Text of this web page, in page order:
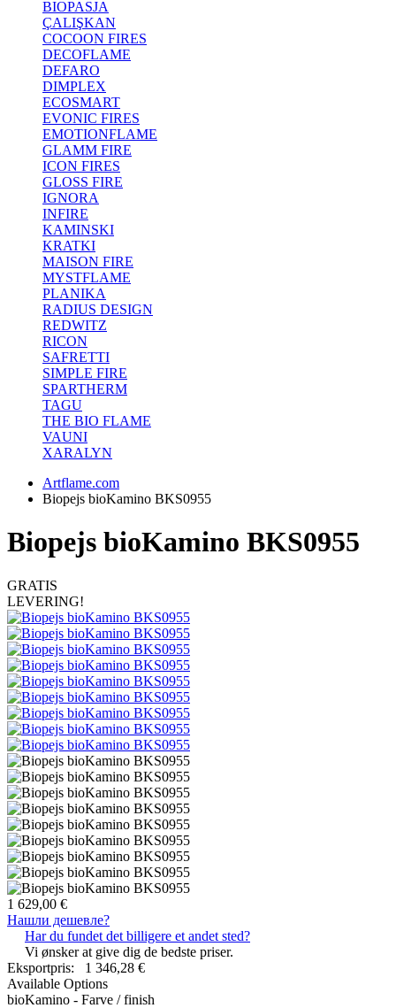
BIOPASJA
ÇALIŞKAN
COCOON FIRES
DECOFLAME
DEFARO
DIMPLEX
ECOSMART
EVONIC FIRES
EMOTIONFLAME
GLAMM FIRE
ICON FIRES
GLOSS FIRE
IGNORA
INFIRE
KAMINSKI
KRATKI
MAISON FIRE
MYSTFLAME
PLANIKA
RADIUS DESIGN
REDWITZ
RICON
SAFRETTI
SIMPLE FIRE
SPARTHERM
TAGU
THE BIO FLAME
VAUNI
XARALYN
Artflame.com
Biopejs bioKamino BKS0955
Biopejs bioKamino BKS0955
GRATIS
LEVERING!
1 629,00 €
Нашли дешевле?
Har du fundet det billigere et andet sted?
Vi ønsker at give dig de bedste priser.
Eksportpris:
1 346,28 €
Available Options
bioKamino - Farve / finish